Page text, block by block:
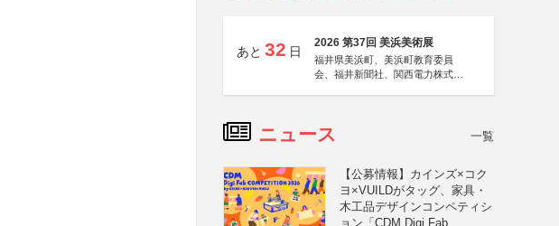
あと 32 日
2026 第37回 美浜美術展
福井県美浜町、美浜町教育委員
会、福井新聞社、関西電力株式会
ニュース 一覧
【公募情報】カインズ×コク
ヨ×VUILDがタッグ、家具・
木工品デザインコンペティシ
ョン「CDM Digi Fab